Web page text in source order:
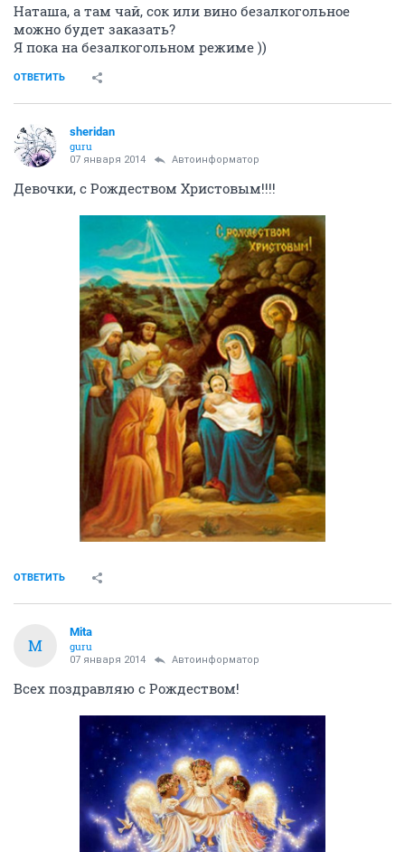
Наташа, а там чай, сок или вино безалкогольное
можно будет заказать?
Я пока на безалкогольном режиме ))
ОТВЕТИТЬ
sheridan
guru
07 января 2014 Автоинформатор
Девочки, с Рождеством Христовым!!!!
ОТВЕТИТЬ
M
Mita
guru
07 января 2014 Автоинформатор
Всех поздравляю с Рождеством!